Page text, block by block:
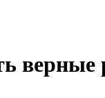
верные